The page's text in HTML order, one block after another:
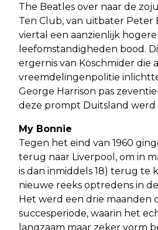
The Beatles over naar de
Ten Club, van uitbater Peter
viertal een aanzienlijk
leefomstandigheden bood.
ergernis van Koschmider die
vreemdelingenpolitie
George Harrison pas
deze prompt Duitsland werd
My Bonnie
Tegen het eind van 1960
terug naar Liverpool, om in
is dan inmiddels 18) terug te
nieuwe reeks optredens in
Het werd een drie maanden
succesperiode, waarin het
langzaam maar zeker vorm